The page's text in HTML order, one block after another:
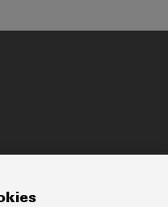
1 no piso 2 do Edificio